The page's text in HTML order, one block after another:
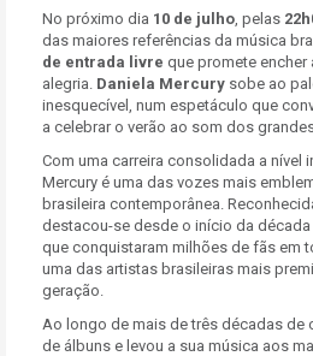
No próximo dia 10 de julho, pelas
das maiores referências da música
de entrada livre que promete encher
alegria. Daniela Mercury sobe ao
inesquecível, num espetáculo que
a celebrar o verão ao som dos
Com uma carreira consolidada a nível
Mercury é uma das vozes mais
brasileira contemporânea.
destacou-se desde o início da
que conquistaram milhões de fãs em
uma das artistas brasileiras mais
geração.
Ao longo de mais de três décadas de
de álbuns e levou a sua música aos